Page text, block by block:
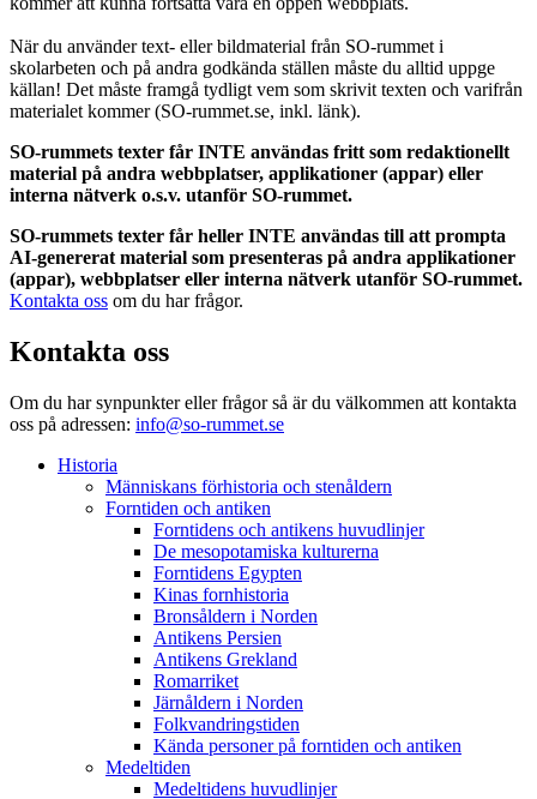
När du använder text- eller bildmaterial från SO-rummet i
skolarbeten och på andra godkända ställen måste du alltid uppge
källan! Det måste framgå tydligt vem som skrivit texten och varifrån
materialet kommer (SO-rummet.se, inkl. länk).
SO-rummets texter får INTE användas fritt som redaktionellt
material på andra webbplatser, applikationer (appar) eller
interna nätverk o.s.v. utanför SO-rummet.
SO-rummets texter får heller INTE användas till att prompta
AI-genererat material som presenteras på andra applikationer
(appar), webbplatser eller interna nätverk utanför SO-rummet.
Kontakta oss om du har frågor.
Kontakta oss
Om du har synpunkter eller frågor så är du välkommen att kontakta
oss på adressen: info@so-rummet.se
Historia
Människans förhistoria och stenåldern
Forntiden och antiken
Forntidens och antikens huvudlinjer
De mesopotamiska kulturerna
Forntidens Egypten
Kinas fornhistoria
Bronsåldern i Norden
Antikens Persien
Antikens Grekland
Romarriket
Järnåldern i Norden
Folkvandringstiden
Kända personer på forntiden och antiken
Medeltiden
Medeltidens huvudlinjer